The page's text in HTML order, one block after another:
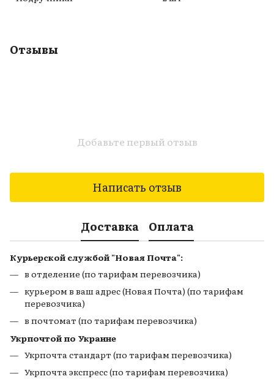
Отзывы
Добавьте первый отзыв
Написать отзыв
Доставка Оплата
Курьерской службой "Новая Почта":
в отделение (по тарифам перевозчика)
курьером в ваш адрес (Новая Почта) (по тарифам
перевозчика)
в почтомат (по тарифам перевозчика)
Укрпочтой по Украине
Укрпочта стандарт (по тарифам перевозчика)
Укрпочта экспресс (по тарифам перевозчика)